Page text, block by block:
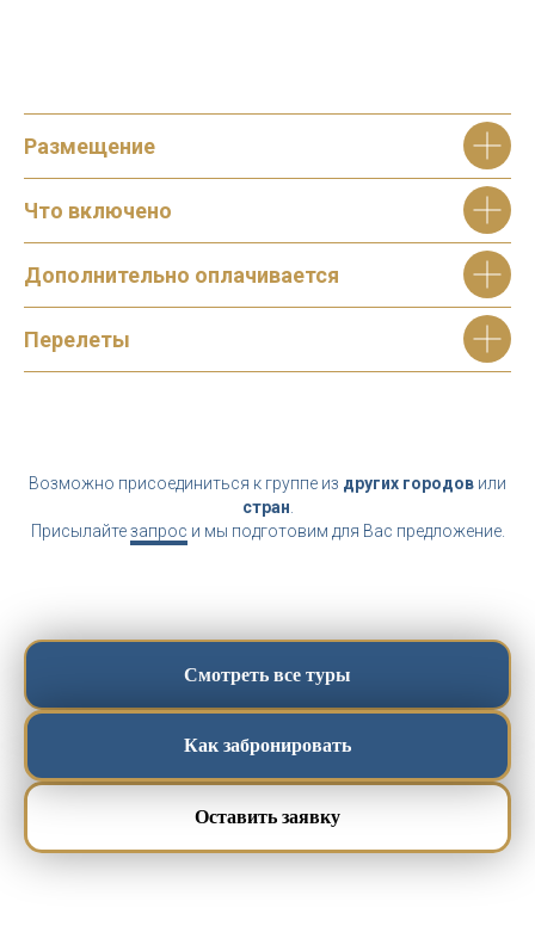
Размещение
Что включено
Дополнительно оплачивается
Перелеты
Возможно присоединиться к группе из других городов или
стран
Присылайтезапрос и мы подготовим для Вас предложение.
Смотреть все туры
Как забронировать
Оставить заявку